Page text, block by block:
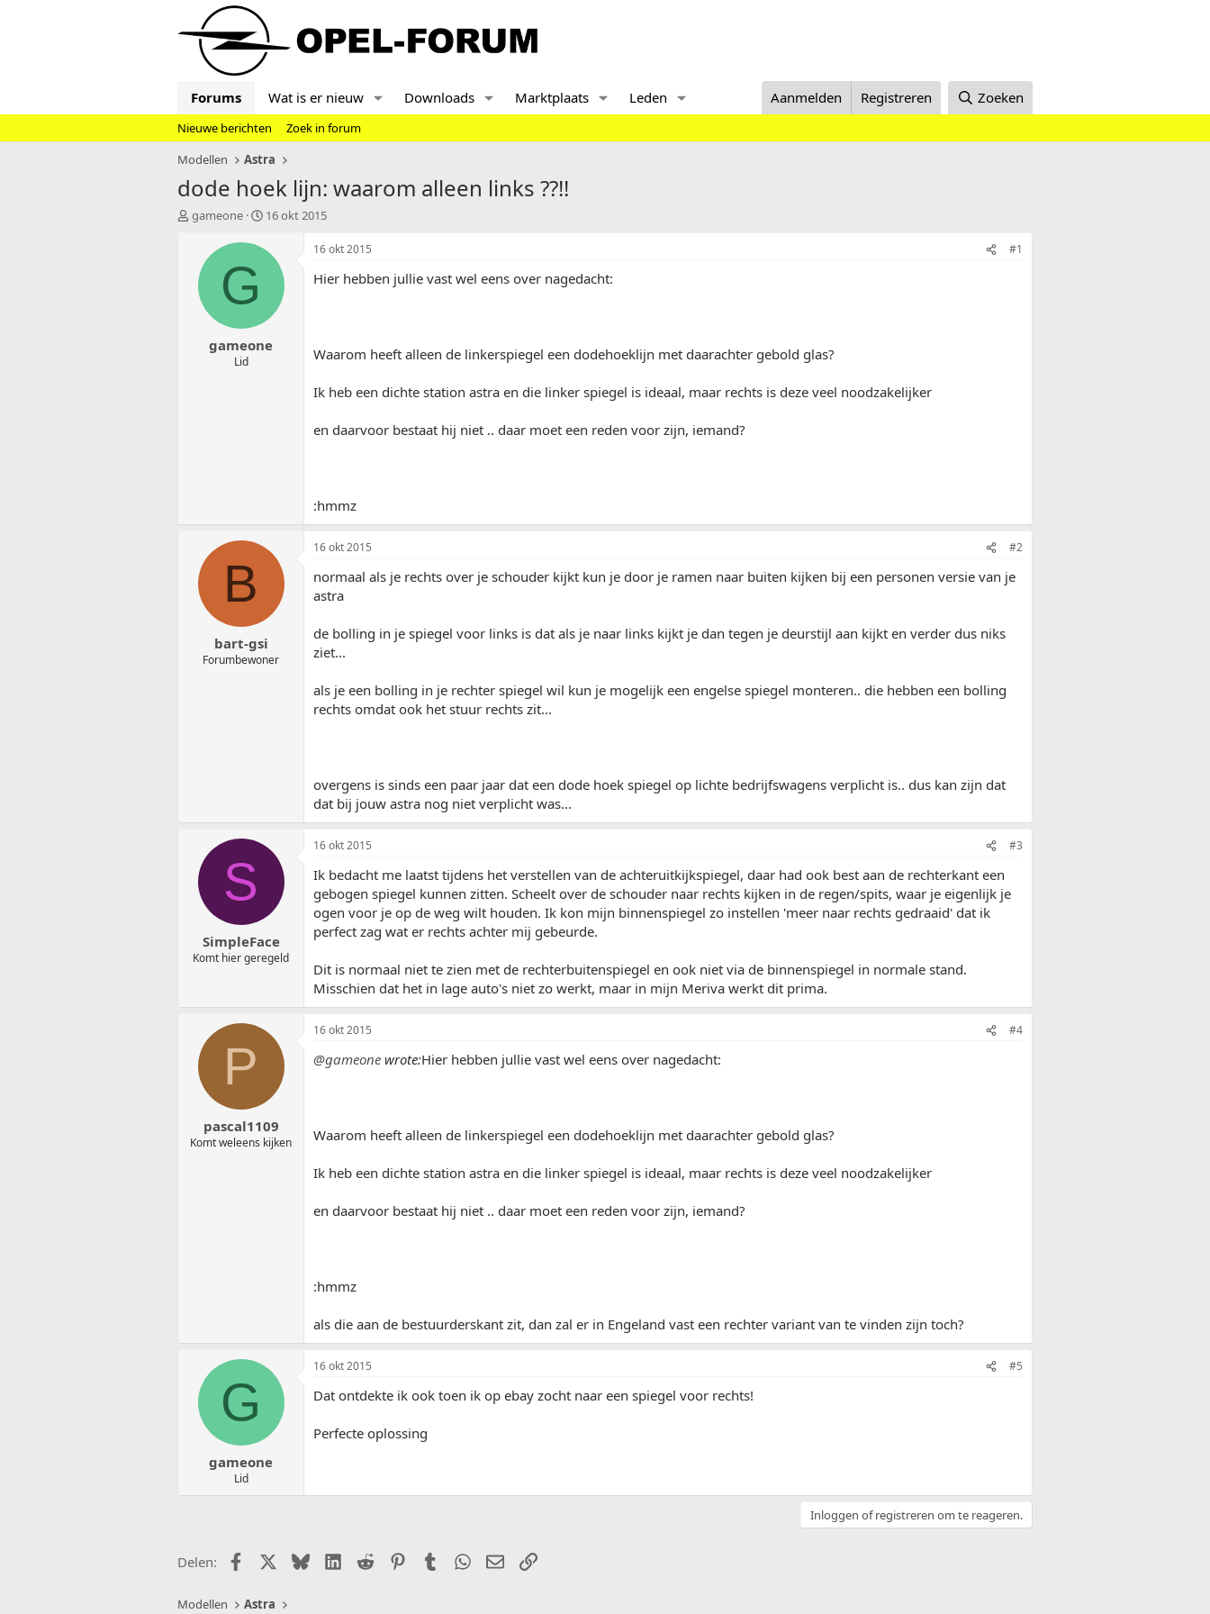
Forums Wat is er nieuw Downloads Marktplaats Leden Aanmelden Registreren Zoeken
Nieuwe berichten
Zoek in forum
Modellen
Astra
dode hoek lijn: waarom alleen links ??!!
T
gameone
S
a
u
16 okt 2015
G
gameone
Lid
16 okt 2015 #1
Hier hebben jullie vast wel eens over nagedacht:
Waarom heeft alleen de linkerspiegel een dodehoeklijn met daarachter gebold glas?
Ik heb een dichte station astra en die linker spiegel is ideaal, maar rechts is deze veel noodzakelijker
en daarvoor bestaat hij niet .. daar moet een reden voor zijn, iemand?
:hmmz
B
bart-gsi
Forumbewoner
16 okt 2015 #2
normaal als je rechts over je schouder kijkt kun je door je ramen naar buiten kijken bij een personen versie van je
astra
de bolling in je spiegel voor links is dat als je naar links kijkt je dan tegen je deurstijl aan kijkt en verder dus niks
ziet...
als je een bolling in je rechter spiegel wil kun je mogelijk een engelse spiegel monteren.. die hebben een bolling
rechts omdat ook het stuur rechts zit...
overgens is sinds een paar jaar dat een dode hoek spiegel op lichte bedrijfswagens verplicht is.. dus kan zijn dat
dat bij jouw astra nog niet verplicht was...
S
SimpleFace
Komt hier geregeld
16 okt 2015 #3
Ik bedacht me laatst tijdens het verstellen van de achteruitkijkspiegel, daar had ook best aan de rechterkant een
gebogen spiegel kunnen zitten. Scheelt over de schouder naar rechts kijken in de regen/spits, waar je eigenlijk je
ogen voor je op de weg wilt houden. Ik kon mijn binnenspiegel zo instellen 'meer naar rechts gedraaid' dat ik
perfect zag wat er rechts achter mij gebeurde.
Dit is normaal niet te zien met de rechterbuitenspiegel en ook niet via de binnenspiegel in normale stand.
Misschien dat het in lage auto's niet zo werkt, maar in mijn Meriva werkt dit prima.
P
pascal1109
Komt weleens kijken
16 okt 2015 #4
@gameone wrote:Hier hebben jullie vast wel eens over nagedacht:
Waarom heeft alleen de linkerspiegel een dodehoeklijn met daarachter gebold glas?
Ik heb een dichte station astra en die linker spiegel is ideaal, maar rechts is deze veel noodzakelijker
en daarvoor bestaat hij niet .. daar moet een reden voor zijn, iemand?
:hmmz
als die aan de bestuurderskant zit, dan zal er in Engeland vast een rechter variant van te vinden zijn toch?
G
gameone
Lid
16 okt 2015 #5
Dat ontdekte ik ook toen ik op ebay zocht naar een spiegel voor rechts!
Perfecte oplossing
Inloggen of registreren om te reageren.
Delen: FacebookX (Twitter)
BlueskyLinkedIn
Reddit PinterestTumblr WhatsApp
E-mailLink
Modellen Astra